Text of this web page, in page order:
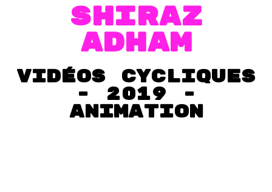
SHIraz
adham
vidéos cycliques
- 2019 -
Animation